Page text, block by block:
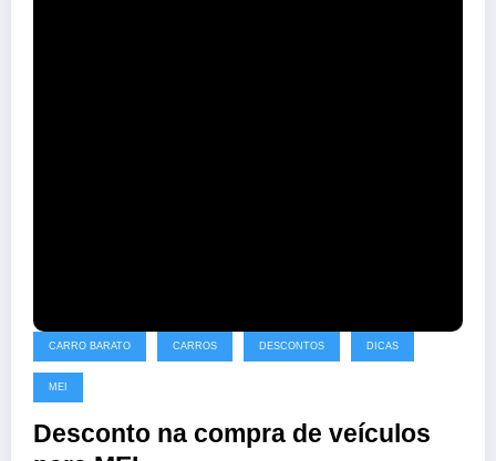
CARRO BARATO CARROS DESCONTOS DICAS
MEI
Desconto na compra de veículos